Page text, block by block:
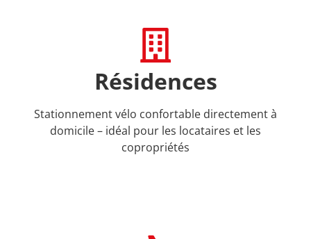
Résidences
Stationnement vélo confortable directement à
domicile – idéal pour les locataires et les
copropriétés